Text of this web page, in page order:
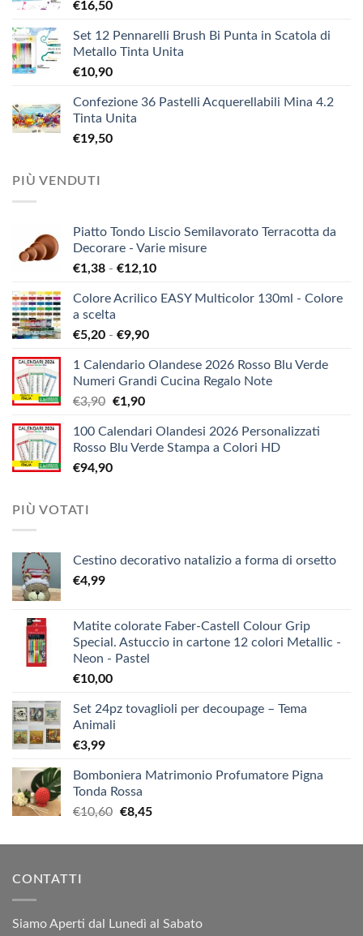
€16,50
Set 12 Pennarelli Brush Bi Punta in Scatola di
Metallo Tinta Unita
€10,90
Confezione 36 Pastelli Acquerellabili Mina 4.2
Tinta Unita
€19,50
PIÙ VENDUTI
Piatto Tondo Liscio Semilavorato Terracotta da
Decorare - Varie misure
€1,38 - €12,10Fascia
prezzo:
€12,10
Colore Acrilico EASY Multicolor 130ml - Colore
a scelta
€5,20 - €9,90Fascia
prezzo:
da
€9,90
1 Calendario Olandese 2026 Rosso Blu Verde
Numeri Grandi Cucina Regalo Note
€3,90 Il
originale
era:
€3,90.
€1,90Il
attuale
è:
100 Calendari Olandesi 2026 Personalizzati
Rosso Blu Verde Stampa a Colori HD
€94,90
PIÙ VOTATI
Cestino decorativo natalizio a forma di orsetto
€4,99
Matite colorate Faber-Castell Colour Grip
Special. Astuccio in cartone 12 colori Metallic -
Neon - Pastel
€10,00
Set 24pz tovaglioli per decoupage – Tema
Animali
€3,99
Bomboniera Matrimonio Profumatore Pigna
Tonda Rossa
€10,60 Il
originale
€8,45Il
attuale
CONTATTI
Siamo Aperti dal Lunedì al Sabato